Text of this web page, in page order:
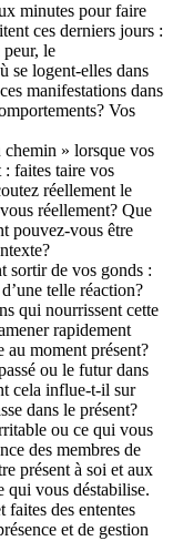
minutes pour faire
ces derniers jours :
peur, le
se logent-elles dans
manifestations dans
Vos
chemin » lorsque vos
faites taire vos
réellement le
réellement? Que
pouvez-vous être
sortir de vos gonds :
telle réaction?
qui nourrissent cette
rapidement
au moment présent?
ou le futur dans
cela influe-t-il sur
dans le présent?
ou ce qui vous
des membres de
présent à soi et aux
qui vous déstabilise.
faites des ententes
et de gestion